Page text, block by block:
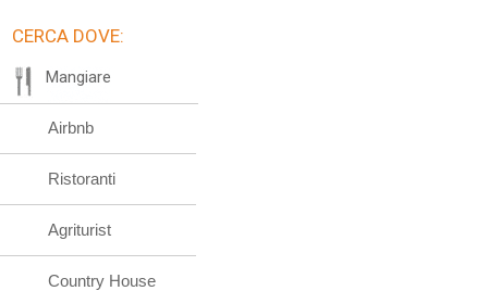
CERCA DOVE:
Mangiare
Airbnb
Ristoranti
Agriturist
Country House